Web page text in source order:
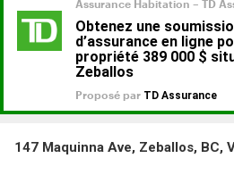
147 Maquinna Ave, Zeballos, BC,